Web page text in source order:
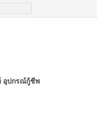
อุปกรณ์กู้ชีพ